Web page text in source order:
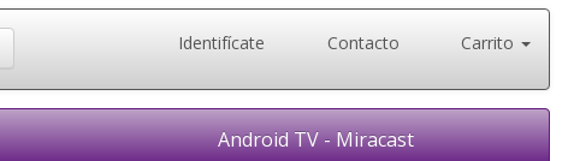
Identifícate Contacto Carrito
Android TV - Miracast